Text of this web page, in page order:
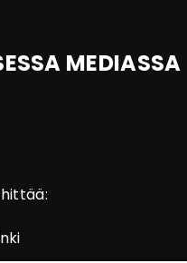
MEDIASSA